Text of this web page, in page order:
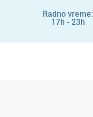
Radno vreme:
17h - 23h